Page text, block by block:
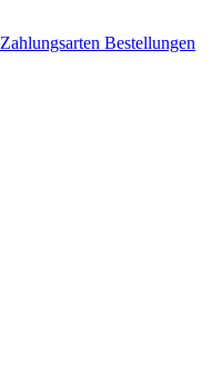
Zahlungsarten Bestellungen